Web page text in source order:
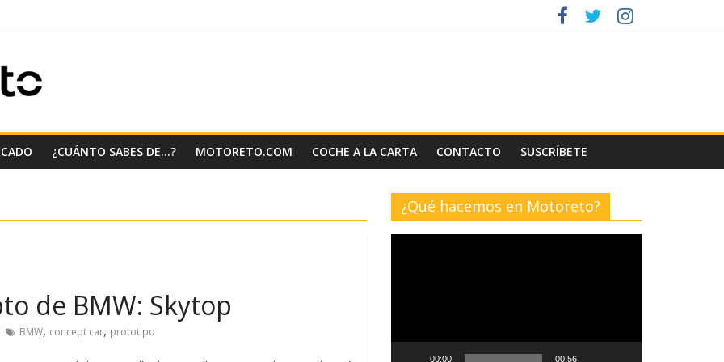
¿CUÁNTO SABES DE…? MOTORETO.COM COCHE A LA CARTA CONTACTO SUSCRÍBETE
de BMW: Skytop
BMW, concept car, prototipo
¿Qué hacemos en Motoreto?
00:00 00:56